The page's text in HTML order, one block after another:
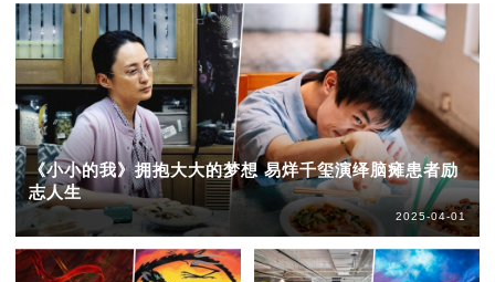
《小小的我》拥抱大大的梦想 易烊千玺演绎脑瘫患者励
志人生
2025-04-01